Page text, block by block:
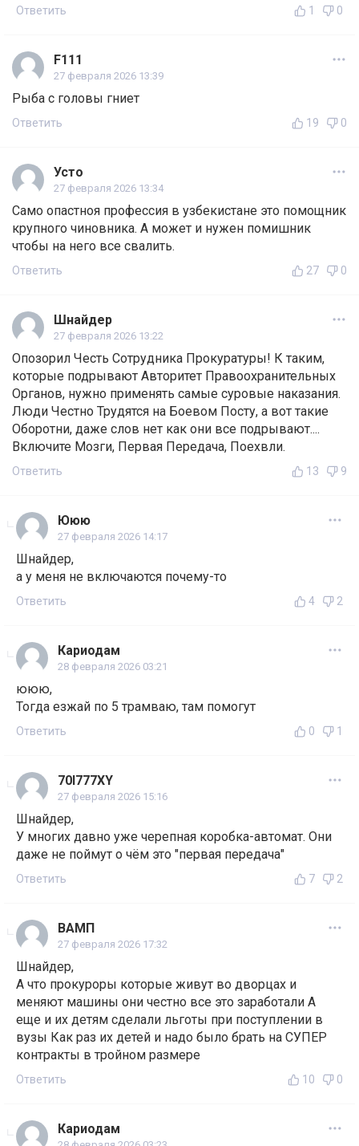
Ответить 1 0
F111
27 февраля 2026 13:39
Рыба с головы гниет
Ответить 19 0
Усто
27 февраля 2026 13:34
Само опастноя профессия в узбекистане это помощник
крупного чиновника. А может и нужен помишник
чтобы на него все свалить.
Ответить 27 0
Шнайдер
27 февраля 2026 13:22
Опозорил Честь Сотрудника Прокуратуры! К таким,
которые подрывают Авторитет Правоохранительных
Органов, нужно применять самые суровые наказания.
Люди Честно Трудятся на Боевом Посту, а вот такие
Оборотни, даже слов нет как они все подрывают....
Включите Мозги, Первая Передача, Поехвли.
Ответить 13 9
Ююю
27 февраля 2026 14:17
Шнайдер,
а у меня не включаются почему-то
Ответить 4 2
Кариодам
28 февраля 2026 03:21
ююю,
Тогда езжай по 5 трамваю, там помогут
Ответить 0 1
70I777XY
27 февраля 2026 15:16
Шнайдер,
У многих давно уже черепная коробка-автомат. Они
даже не поймут о чём это "первая передача"
Ответить 7 2
ВАМП
27 февраля 2026 17:32
Шнайдер,
А что прокуроры которые живут во дворцах и
меняют машины они честно все это заработали А
еще и их детям сделали льготы при поступлении в
вузы Как раз их детей и надо было брать на СУПЕР
контракты в тройном размере
Ответить 10 0
Кариодам